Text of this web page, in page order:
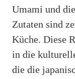
Umami und
Zutaten sind
Küche. Diese
in die
die die